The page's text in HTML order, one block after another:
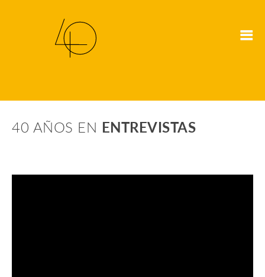
40 AÑOS EN ENTREVISTAS